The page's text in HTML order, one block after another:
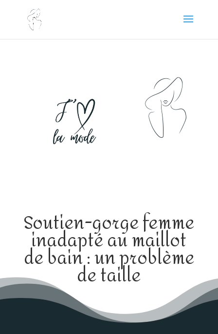
Soutien-gorge femme
inadapté au maillot
de bain : un problème
de taille